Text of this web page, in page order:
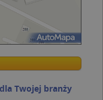
Twojej branży